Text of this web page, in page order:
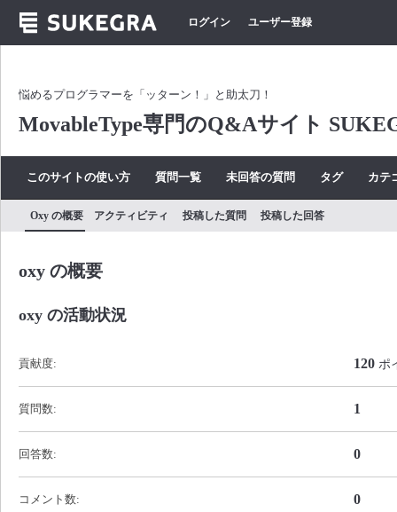
ログイン ユーザー登録
悩めるプログラマーを「ッターン！」と助太刀！
MovableType専門のQ&Aサイト
このサイトの使い方 質問一覧 未回答の質問 タグ カテ
Oxy の概要 アクティビティ 投稿した質問 投稿した回答
oxy の概要
oxy の活動状況
貢献度: 120 ポ
質問数: 1
回答数: 0
コメント数: 0